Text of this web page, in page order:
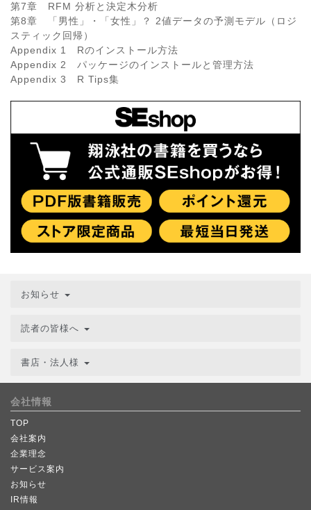
第7章 RFM 分析と決定木分析
第8章 「男性」・「女性」？ 2値データの予測モデル（ロジ
スティック回帰）
Appendix 1 Rのインストール方法
Appendix 2 パッケージのインストールと管理方法
Appendix 3 R Tips集
お知らせ
読者の皆様へ
書店・法人様
会社情報
TOP
会社案内
企業理念
サービス案内
お知らせ
IR情報